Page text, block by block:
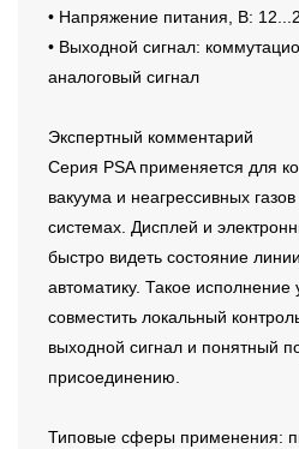
• Напряжение питания, В:
• Выходной сигнал:
аналоговый сигнал
Экспертный комментарий
Серия PSA применяется для
вакуума и неагрессивных
системах. Дисплей и
быстро видеть состояние
автоматику. Такое исполнение
совместить локальный
выходной сигнал и понятный
присоединению.
Типовые сферы применения: